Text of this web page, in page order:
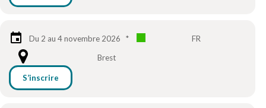
Du 2 au 4 novembre 2026 *
FR
Brest
S’inscrire